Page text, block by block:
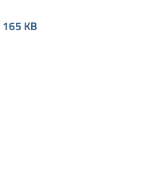
165 KB